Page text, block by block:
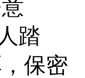
踏
保密